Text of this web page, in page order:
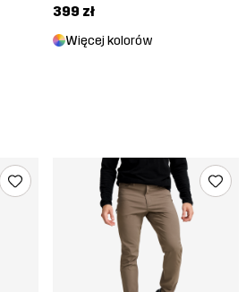
399 zł
Więcej kolorów